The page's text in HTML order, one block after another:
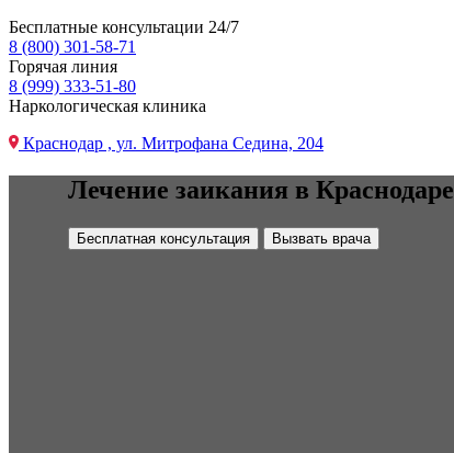
Бесплатные консультации 24/7
8 (800) 301-58-71
Горячая линия
8 (999) 333-51-80
Наркологическая клиника
Краснодар , ул. Митрофана Седина, 204
Лечение заикания в Краснодаре
Бесплатная консультация Вызвать врача